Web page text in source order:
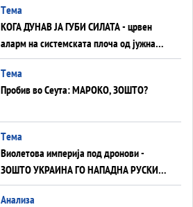
Tема
КОГА ДУНАВ ЈА ГУБИ СИЛАТА - црвен
аларм на системската плоча од јужна
Германија до Црното Море...
Tема
Пробив во Сеута: МАРОКО, ЗОШТО?
Tема
Виолетова империја под дронови -
ЗОШТО УКРАИНА ГО НАПАДНА РУСКИОТ
WILDBERRIES
Aнализа